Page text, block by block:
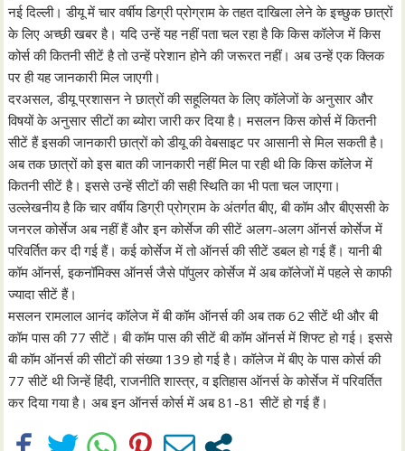
नई दिल्ली। डीयू में चार वर्षीय डिग्री प्रोग्राम के तहत दाखिला लेने के इच्छुक छात्रों
के लिए अच्छी खबर है। यदि उन्हें यह नहीं पता चल रहा है कि किस कॉलेज में किस
कोर्स की कितनी सीटें है तो उन्हें परेशान होने की जरूरत नहीं। अब उन्हें एक क्लिक
पर ही यह जानकारी मिल जाएगी।
दरअसल, डीयू प्रशासन ने छात्रों की सहूलियत के लिए कॉलेजों के अनुसार और
विषयों के अनुसार सीटों का ब्योरा जारी कर दिया है। मसलन किस कोर्स में कितनी
सीटें हैं इसकी जानकारी छात्रों को डीयू की वेबसाइट पर आसानी से मिल सकती है।
अब तक छात्रों को इस बात की जानकारी नहीं मिल पा रही थी कि किस कॉलेज में
कितनी सीटें है। इससे उन्हें सीटों की सही स्थिति का भी पता चल जाएगा।
उल्लेखनीय है कि चार वर्षीय डिग्री प्रोग्राम के अंतर्गत बीए, बी कॉम और बीएससी के
जनरल कोर्सेज अब नहीं हैं और इन कोर्सेज की सीटें अलग-अलग ऑनर्स कोर्सेज में
परिवर्तित कर दी गई हैं। कई कोर्सेज में तो ऑनर्स की सीटें डबल हो गई हैं। यानी बी
कॉम ऑनर्स, इकनॉमिक्स ऑनर्स जैसे पॉपुलर कोर्सेज में अब कॉलेजों में पहले से काफी
ज्यादा सीटें हैं।
मसलन रामलाल आनंद कॉलेज में बी कॉम ऑनर्स की अब तक 62 सीटें थी और बी
कॉम पास की 77 सीटें। बी कॉम पास की सीटें बी कॉम ऑनर्स में शिफ्ट हो गई। इससे
बी कॉम ऑनर्स की सीटों की संख्या 139 हो गई है। कॉलेज में बीए के पास कोर्स की
77 सीटें थी जिन्हें हिंदी, राजनीति शास्त्र, व इतिहास ऑनर्स के कोर्सेज में परिवर्तित
कर दिया गया है। अब इन ऑनर्स कोर्स में अब 81-81 सीटें हो गई हैं।